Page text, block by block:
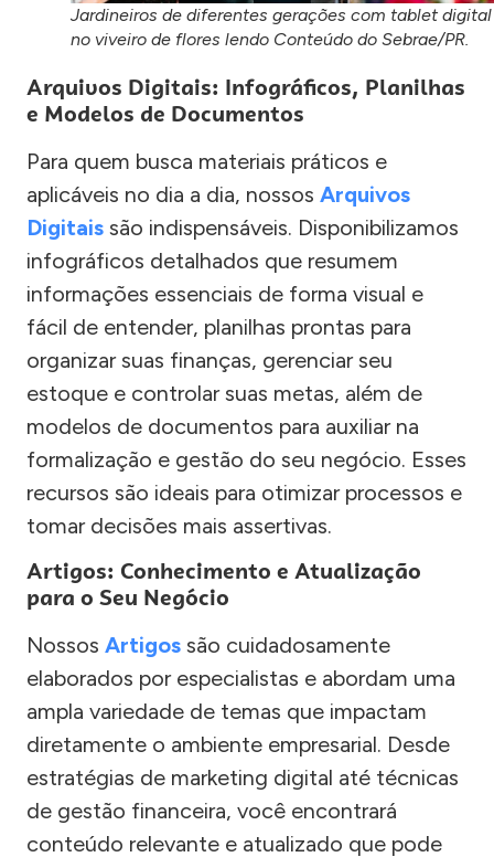
Jardineiros de diferentes gerações com tablet digital
no viveiro de flores lendo Conteúdo do Sebrae/PR.
Arquivos Digitais: Infográficos, Planilhas
e Modelos de Documentos
Para quem busca materiais práticos e
aplicáveis no dia a dia, nossos Arquivos
Digitais são indispensáveis. Disponibilizamos
infográficos detalhados que resumem
informações essenciais de forma visual e
fácil de entender, planilhas prontas para
organizar suas finanças, gerenciar seu
estoque e controlar suas metas, além de
modelos de documentos para auxiliar na
formalização e gestão do seu negócio. Esses
recursos são ideais para otimizar processos e
tomar decisões mais assertivas.
Artigos: Conhecimento e Atualização
para o Seu Negócio
Nossos Artigos são cuidadosamente
elaborados por especialistas e abordam uma
ampla variedade de temas que impactam
diretamente o ambiente empresarial. Desde
estratégias de marketing digital até técnicas
de gestão financeira, você encontrará
conteúdo relevante e atualizado que pode